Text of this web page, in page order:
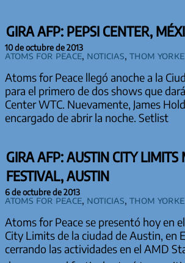
GIRA AFP: PEPSI CENTER,
10 de octubre de 2013
Atoms for Peace, Noticias, Thom Yorke
Atoms for Peace llegó anoche a la
para el primero de dos shows que
Center WTC. Nuevamente, James
encargado de abrir la noche. Setlist
GIRA AFP: AUSTIN CITY LIMITS
FESTIVAL, AUSTIN
6 de octubre de 2013
Atoms for Peace, Noticias, Thom Yorke
Atoms for Peace se presentó hoy en
City Limits de la ciudad de Austin, en
cerrando las actividades en el AMD